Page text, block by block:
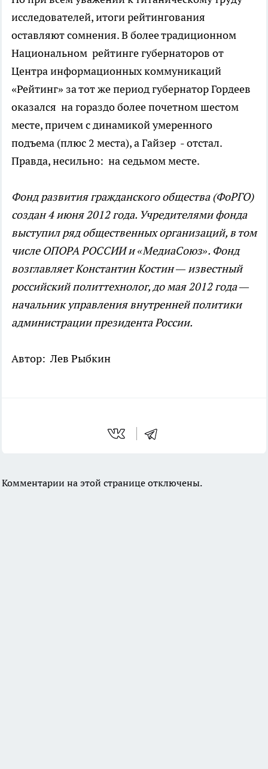
исследователей, итоги рейтингования
оставляют сомнения. В более традиционном
Национальном рейтинге губернаторов от
Центра информационных коммуникаций
«Рейтинг» за тот же период губернатор Гордеев
оказался на гораздо более почетном шестом
месте, причем с динамикой умеренного
подъема (плюс 2 места), а Гайзер - отстал.
Правда, несильно: на седьмом месте.
Фонд развития гражданского общества (ФоРГО)
создан 4 июня 2012 года. Учредителями фонда
выступил ряд общественных организаций, в том
числе ОПОРА РОССИИ и «МедиаСоюз». Фонд
возглавляет Константин Костин — известный
российский политтехнолог, до мая 2012 года —
начальник управления внутренней политики
администрации президента России.
Автор: Лев Рыбкин
Комментарии на этой странице отключены.